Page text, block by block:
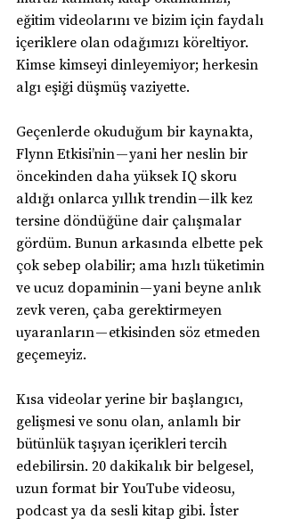
eğitim videolarını ve bizim için faydalı
içeriklere olan odağımızı köreltiyor.
Kimse kimseyi dinleyemiyor; herkesin
algı eşiği düşmüş vaziyette.
Geçenlerde okuduğum bir kaynakta,
Flynn Etkisi’nin — yani her neslin bir
öncekinden daha yüksek IQ skoru
aldığı onlarca yıllık trendin — ilk kez
tersine döndüğüne dair çalışmalar
gördüm. Bunun arkasında elbette pek
çok sebep olabilir; ama hızlı tüketimin
ve ucuz dopaminin — yani beyne anlık
zevk veren, çaba gerektirmeyen
uyaranların — etkisinden söz etmeden
geçemeyiz.
Kısa videolar yerine bir başlangıcı,
gelişmesi ve sonu olan, anlamlı bir
bütünlük taşıyan içerikleri tercih
edebilirsin. 20 dakikalık bir belgesel,
uzun format bir YouTube videosu,
podcast ya da sesli kitap gibi. İster